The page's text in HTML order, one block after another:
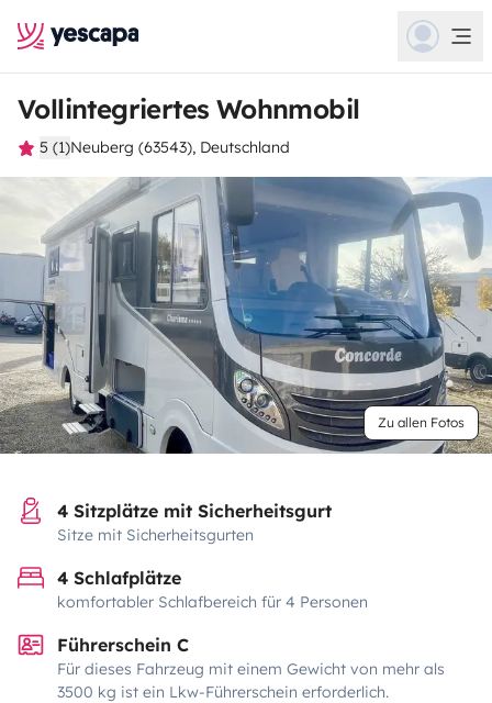
Vollintegriertes Wohnmobil
5 (1)Neuberg (63543), Deutschland
Zu allen Fotos
4 Sitzplätze mit Sicherheitsgurt
Sitze mit Sicherheitsgurten
4 Schlafplätze
komfortabler Schlafbereich für 4 Personen
Führerschein C
Für dieses Fahrzeug mit einem Gewicht von mehr als
3500 kg ist ein Lkw-Führerschein erforderlich.